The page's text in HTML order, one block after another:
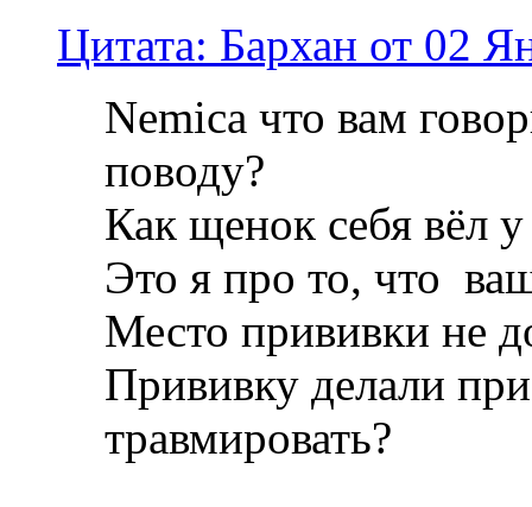
Цитата: Бархан от 02
Nemica что вам
поводу?
Как щенок себя вёл
Это я про то, что
Место прививки не
Прививку делали
травмировать?